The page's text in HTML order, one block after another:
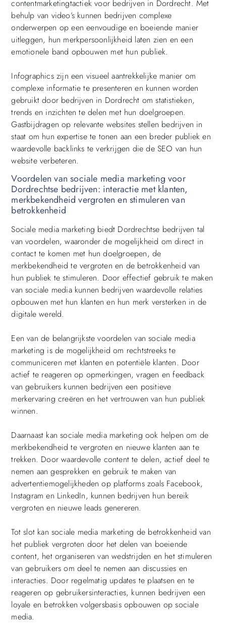
contentmarketingtactiek voor bedrijven in Dordrecht. Met
behulp van video’s kunnen bedrijven complexe
onderwerpen op een eenvoudige en boeiende manier
uitleggen, hun merkpersoonlijkheid laten zien en een
emotionele band opbouwen met hun publiek.
Infographics zijn een visueel aantrekkelijke manier om
complexe informatie te presenteren en kunnen worden
gebruikt door bedrijven in Dordrecht om statistieken,
trends en inzichten te delen met hun doelgroepen.
Gastbijdragen op relevante websites stellen bedrijven in
staat om hun expertise te tonen aan een breder publiek en
waardevolle backlinks te verkrijgen die de SEO van hun
website verbeteren.
Voordelen van sociale media marketing voor
Dordrechtse bedrijven: interactie met klanten,
merkbekendheid vergroten en stimuleren van
betrokkenheid
Sociale media marketing biedt Dordrechtse bedrijven tal
van voordelen, waaronder de mogelijkheid om direct in
contact te komen met hun doelgroepen, de
merkbekendheid te vergroten en de betrokkenheid van
hun publiek te stimuleren. Door effectief gebruik te maken
van sociale media kunnen bedrijven waardevolle relaties
opbouwen met hun klanten en hun merk versterken in de
digitale wereld.
Een van de belangrijkste voordelen van sociale media
marketing is de mogelijkheid om rechtstreeks te
communiceren met klanten en potentiële klanten. Door
actief te reageren op opmerkingen, vragen en feedback
van gebruikers kunnen bedrijven een positieve
merkervaring creëren en het vertrouwen van hun publiek
winnen.
Daarnaast kan sociale media marketing ook helpen om de
merkbekendheid te vergroten en nieuwe klanten aan te
trekken. Door waardevolle content te delen, actief deel te
nemen aan gesprekken en gebruik te maken van
advertentiemogelijkheden op platforms zoals Facebook,
Instagram en LinkedIn, kunnen bedrijven hun bereik
vergroten en nieuwe leads genereren.
Tot slot kan sociale media marketing de betrokkenheid van
het publiek vergroten door het delen van boeiende
content, het organiseren van wedstrijden en het stimuleren
van gebruikers om deel te nemen aan discussies en
interacties. Door regelmatig updates te plaatsen en te
reageren op gebruikersinteracties, kunnen bedrijven een
loyale en betrokken volgersbasis opbouwen op sociale
media.